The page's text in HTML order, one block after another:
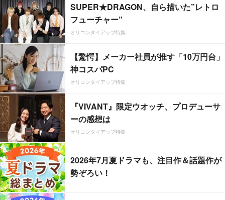
SUPER★DRAGON、自ら描いた”レトロ
フューチャー”
オリコンタイアップ特集
【驚愕】メーカー社員が推す「10万円台」
神コスパPC
オリコンタイアップ特集
『VIVANT』限定ウオッチ、プロデューサ
ーの感想は
オリコンタイアップ特集
2026年7月夏ドラマも、注目作＆話題作が
勢ぞろい！